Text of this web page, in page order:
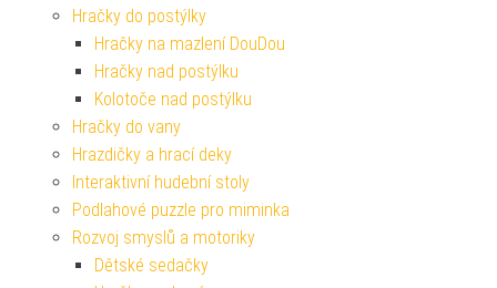
Hračky do postýlky
Hračky na mazlení DouDou
Hračky nad postýlku
Kolotoče nad postýlku
Hračky do vany
Hrazdičky a hrací deky
Interaktivní hudební stoly
Podlahové puzzle pro miminka
Rozvoj smyslů a motoriky
Dětské sedačky